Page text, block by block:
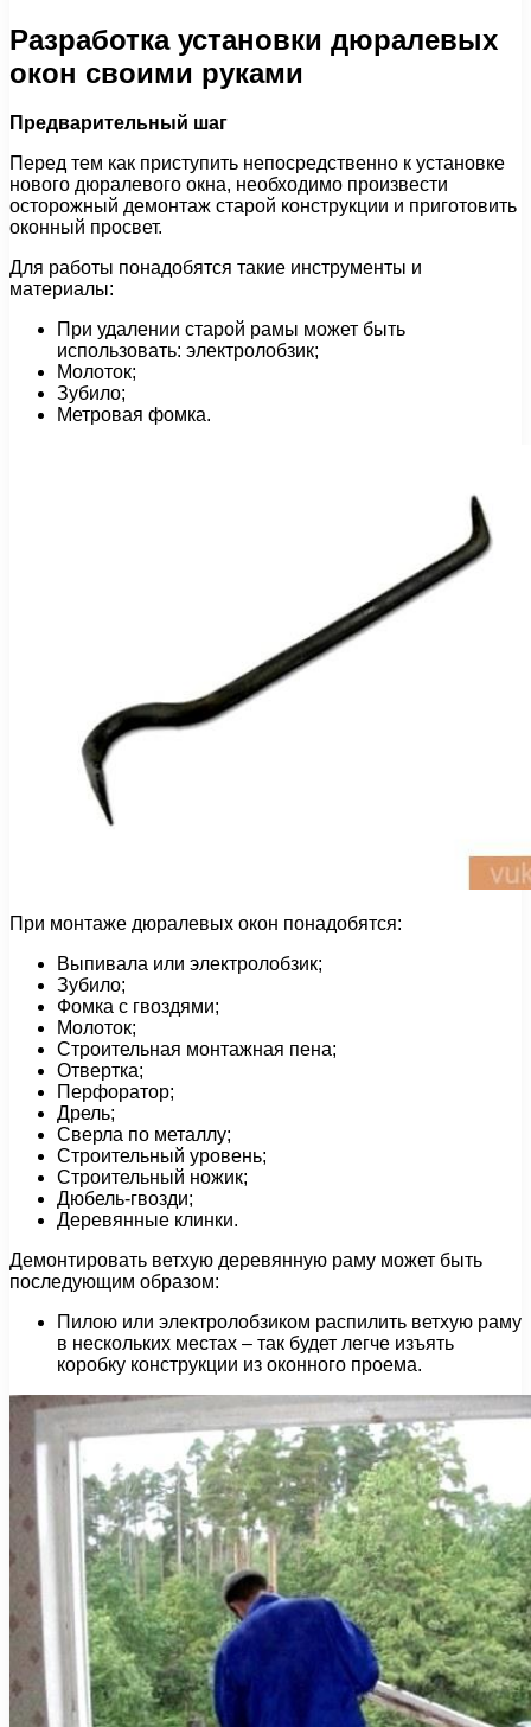
Разработка установки дюралевых
окон своими руками
Предварительный шаг
Перед тем как приступить непосредственно к установке
нового дюралевого окна, необходимо произвести
осторожный демонтаж старой конструкции и приготовить
оконный просвет.
Для работы понадобятся такие инструменты и
материалы:
При удалении старой рамы может быть
использовать: электролобзик;
Молоток;
Зубило;
Метровая фомка.
При монтаже дюралевых окон понадобятся:
Выпивала или электролобзик;
Зубило;
Фомка с гвоздями;
Молоток;
Строительная монтажная пена;
Отвертка;
Перфоратор;
Дрель;
Сверла по металлу;
Строительный уровень;
Строительный ножик;
Дюбель-гвозди;
Деревянные клинки.
Демонтировать ветхую деревянную раму может быть
последующим образом:
Пилою или электролобзиком распилить ветхую раму
в нескольких местах – так будет легче изъять
коробку конструкции из оконного проема.